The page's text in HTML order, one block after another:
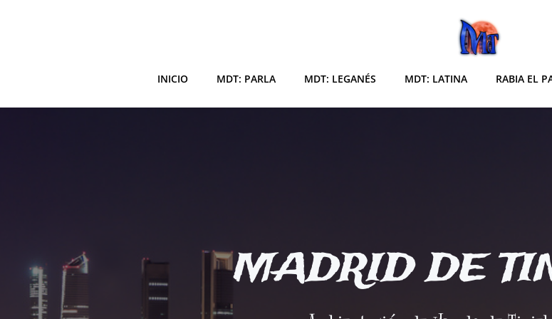
INICIO MDT: PARLA MDT: LEGANÉS MDT: LATINA RABIA EL
MADRID DE